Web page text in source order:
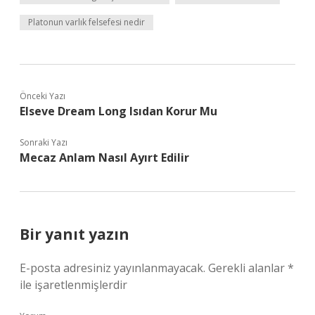
Platonun varlık felsefesi nedir
Önceki Yazı
Elseve Dream Long Isıdan Korur Mu
Sonraki Yazı
Mecaz Anlam Nasıl Ayırt Edilir
Bir yanıt yazın
E-posta adresiniz yayınlanmayacak. Gerekli alanlar*
ile işaretlenmişlerdir